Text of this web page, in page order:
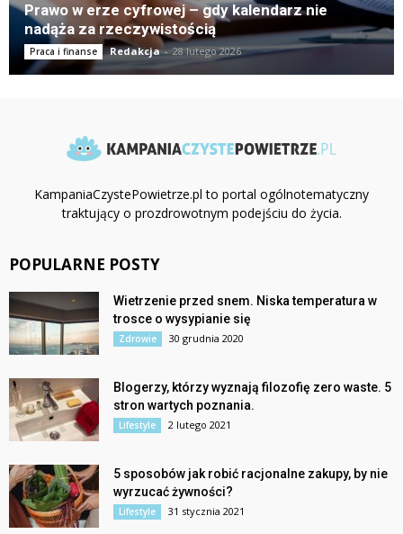
Prawo w erze cyfrowej – gdy kalendarz nie
nadąża za rzeczywistością
Praca i finanse Redakcja - 28 lutego 2026
KampaniaCzystePowietrze.pl to portal ogólnotematyczny
traktujący o prozdrowotnym podejściu do życia.
POPULARNE POSTY
Wietrzenie przed snem. Niska temperatura w
trosce o wysypianie się
Zdrowie 30 grudnia 2020
Blogerzy, którzy wyznają filozofię zero waste. 5
stron wartych poznania.
Lifestyle 2 lutego 2021
5 sposobów jak robić racjonalne zakupy, by nie
wyrzucać żywności?
Lifestyle 31 stycznia 2021